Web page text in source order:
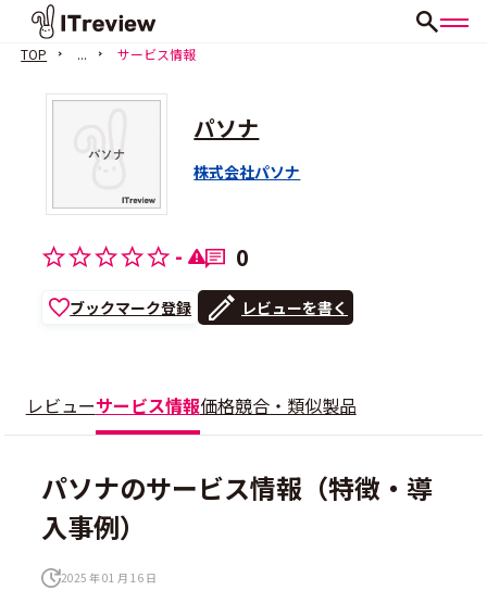
TOP ... サービス情報
パソナ
株式会社パソナ
- 0
ブックマーク登録 レビューを書く
レビューサービス情報価格競合・類似製品
パソナのサービス情報（特徴・導
入事例）
2025 年 01 月 16 日